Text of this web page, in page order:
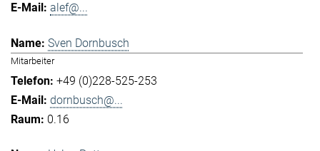
alef@...
Sven Dornbusch
Mitarbeiter
+49 (0)228-525-253
dornbusch@...
0.16